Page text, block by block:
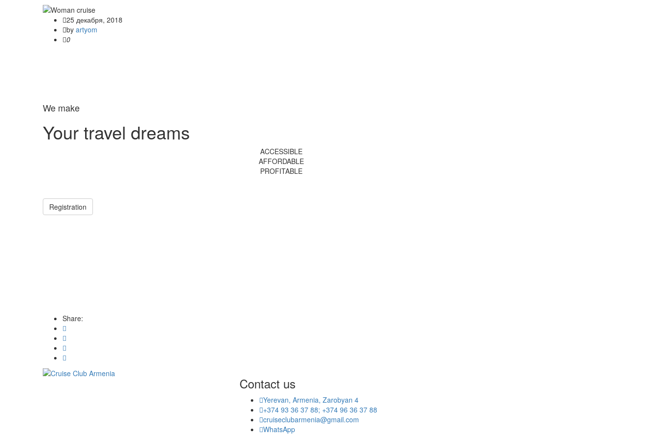
25 декабря, 2018
by artyom
0
We make
Your travel dreams
ACCESSIBLE
AFFORDABLE
PROFITABLE
Registration
Share:
Contact us
Yerevan, Armenia, Zarobyan 4
+374 93 36 37 88; +374 96 36 37 88
cruiseclubarmenia@gmail.com
WhatsApp